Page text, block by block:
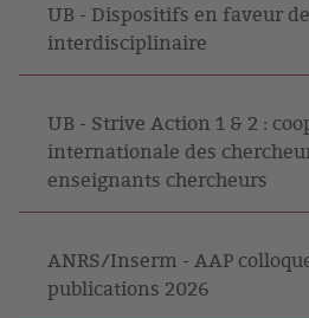
UB - Dispositifs en faveur
interdisciplinaire
UB - Strive Action 1 & 2 :
internationale des
enseignants chercheurs
ANRS/Inserm - AAP
publications 2026